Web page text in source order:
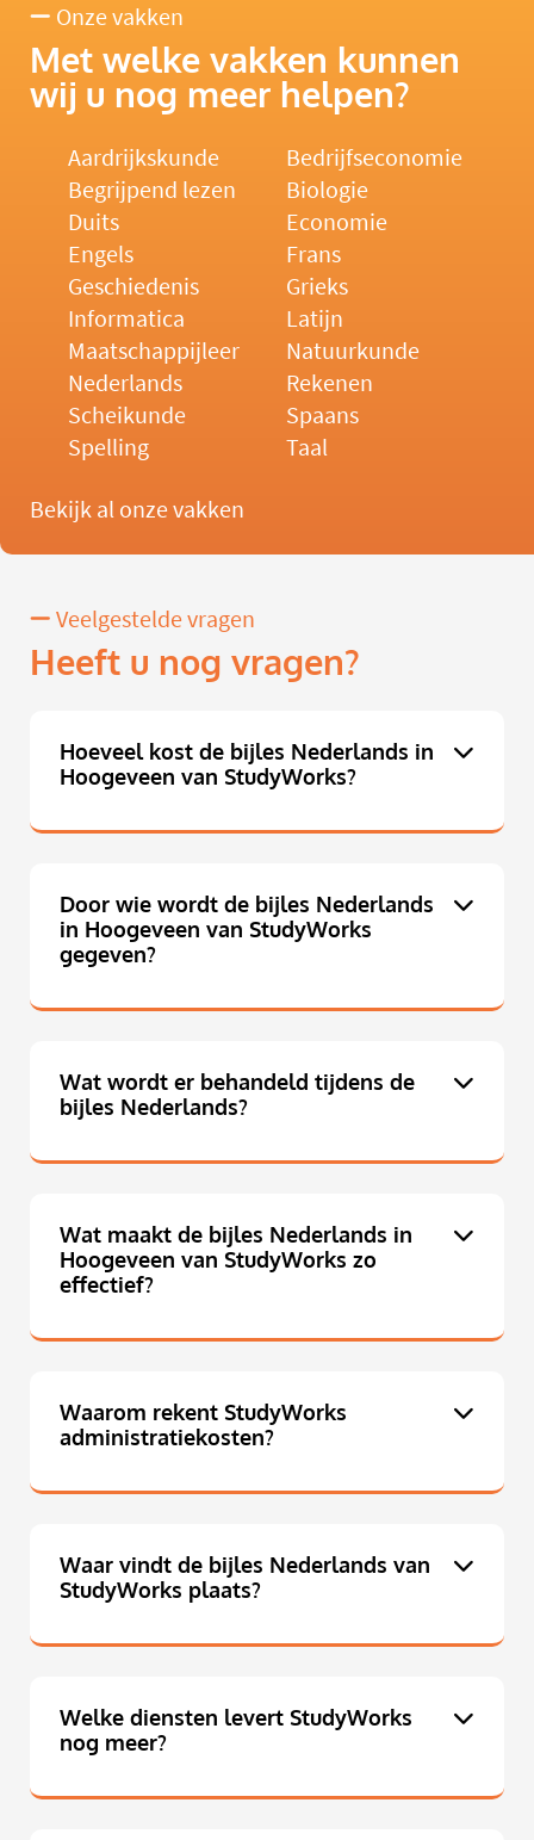
Onze vakken
Met welke vakken kunnen
wij u nog meer helpen?
Aardrijkskunde
Bedrijfseconomie
Begrijpend lezen
Biologie
Duits
Economie
Engels
Frans
Geschiedenis
Grieks
Informatica
Latijn
Maatschappijleer
Natuurkunde
Nederlands
Rekenen
Scheikunde
Spaans
Spelling
Taal
Bekijk al onze vakken
Veelgestelde vragen
Heeft u nog vragen?
Hoeveel kost de bijles Nederlands in
Hoogeveen van StudyWorks?
Door wie wordt de bijles Nederlands
in Hoogeveen van StudyWorks
gegeven?
Wat wordt er behandeld tijdens de
bijles Nederlands?
Wat maakt de bijles Nederlands in
Hoogeveen van StudyWorks zo
effectief?
Waarom rekent StudyWorks
administratiekosten?
Waar vindt de bijles Nederlands van
StudyWorks plaats?
Welke diensten levert StudyWorks
nog meer?